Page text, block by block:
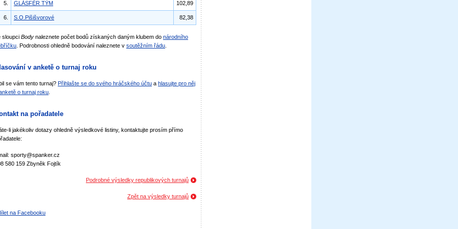
5. GLÁSFÉR TÝM 102,89
6. S.O.Pišišvorové 82,38
sloupci Body naleznete počet bodů získaných daným klubem do národního
. Podrobnosti ohledně bodování naleznete v soutěžním řádu
v anketě o turnaj roku
se vám tento turnaj? Přihlašte se do svého hráčského účtu a hlasujte pro něj
o turnaj roku
na pořadatele
li jakékoliv dotazy ohledně výsledkové listiny, kontaktujte prosím přímo
sporty@spanker.cz
580 159 Zbyněk Fojtík
Podrobné výsledky republikových turnajů
Zpět na výsledky turnajů
na Facebooku